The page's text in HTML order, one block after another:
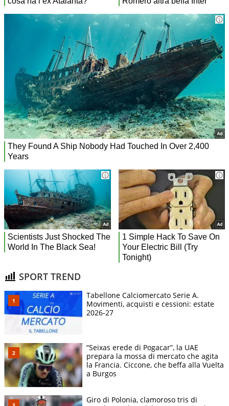
SPORT TREND
Tabellone Calciomercato Serie A.
Movimenti, acquisti e cessioni: estate
2026-27
“Seixas erede di Pogacar”, la UAE
prepara la mossa di mercato che agita
la Francia. Ciccone, che beffa alla Vuelta
a Burgos
Giro di Polonia, clamoroso tris di